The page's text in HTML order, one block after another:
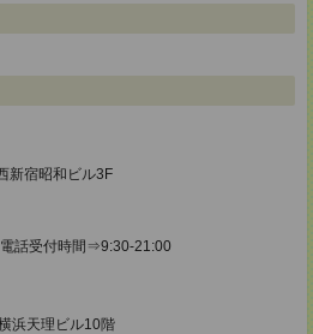
新宿昭和ビル3F
話受付時間⇒9:30-21:00
浜天理ビル10階